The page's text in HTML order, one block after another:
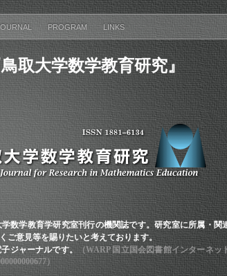
PROGRAM LINKS
取大学数学教育研究』
学数学教育学研究室刊行の機関誌です。研究室に所属・関
ご意見等を賜りたいと考えております。
ジャーナルです。
（WARP 国立国会図書館インターネッ
）